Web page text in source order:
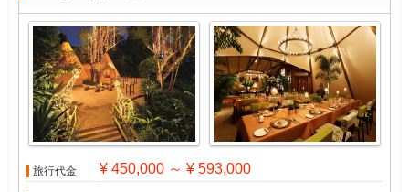
旅行代金 ¥ 450,000 ～ ¥ 593,000